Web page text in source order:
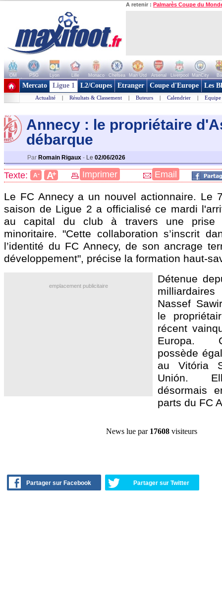
A retenir : Palmarès Coupe du
OM PSG Lyon Lille Monaco Chelsea Man Utd Arsenal Liverpool ManCity
+ de clubs
Mercato Ligue 1 L2/Coupes Etranger Coupe d'Europe Les
Actualité | Résultats & Classement | Buteurs | Calendrier | Equipe
Annecy : le propriétaire
débarque
Par Romain Rigaux - Le 02/06/2026
Texte: A- A+ Imprimer Email
Le FC Annecy a un nouvel actionnaire. Le
saison de Ligue 2 a officialisé ce mardi
au capital du club à travers une prise
minoritaire. "Cette collaboration s’inscrit
l’identité du FC Annecy, de son ancrage
développement", précise la formation haut-
emplacement publicitaire
Détenue
Nassef
le
récent
Europa.
possède
au Vitória
Unión.
désormais
parts du FC
News lue par 17608 visiteurs
Partager sur Facebook Partager sur Twitter